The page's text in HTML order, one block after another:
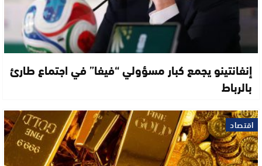
إنفانتينو يجمع كبار مسؤولي “فيفا” في اجتماع طارئ
بالرباط
اقتصاد